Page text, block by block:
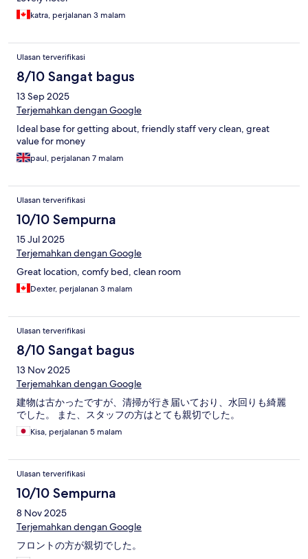
katra, perjalanan 3 malam
Ulasan terverifikasi
8/10 Sangat bagus
13 Sep 2025
Terjemahkan dengan Google
Ideal base for getting about, friendly staff very clean, great
value for money
paul, perjalanan 7 malam
Ulasan terverifikasi
10/10 Sempurna
15 Jul 2025
Terjemahkan dengan Google
Great location, comfy bed, clean room
Dexter, perjalanan 3 malam
Ulasan terverifikasi
8/10 Sangat bagus
13 Nov 2025
Terjemahkan dengan Google
建物は古かったですが、清掃が行き届いており、水回りも綺麗
でした。 また、スタッフの方はとても親切でした。
Kisa, perjalanan 5 malam
Ulasan terverifikasi
10/10 Sempurna
8 Nov 2025
Terjemahkan dengan Google
フロントの方が親切でした。